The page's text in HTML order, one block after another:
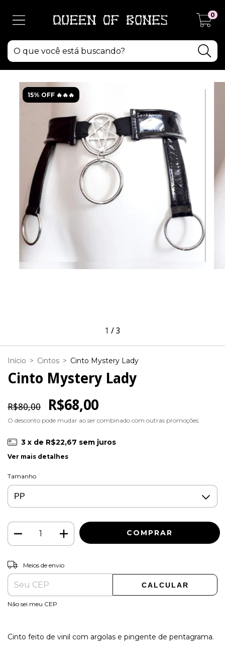
0
15% OFF 🔥🔥🔥
1 / 3
Início > Cintos > Cinto Mystery Lady
Cinto Mystery Lady
R$80,00 R$68,00
O desconto pode mudar ao ser combinado com outras promoções.
3 x de R$22,67 sem juros
Ver mais detalhes
Tamanho
Entregas para o CEP:
Meios de envio
CALCULAR
Não sei meu CEP
Cinto feito de vinil com argolas e pingente de pentagrama.